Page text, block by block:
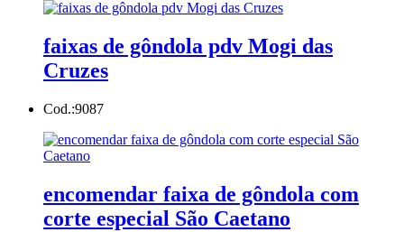
faixas de gôndola pdv Mogi das
Cruzes
Cod.:9087
encomendar faixa de gôndola com
corte especial São Caetano